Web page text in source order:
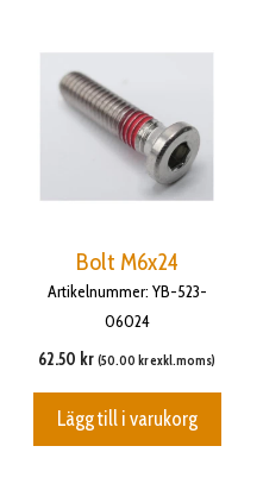
Bolt M6x24
Artikelnummer: YB-523-
06024
62.50 kr (50.00 krexkl.moms)
Lägg till i varukorg